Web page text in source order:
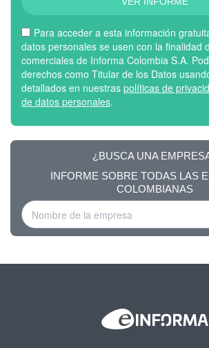
Para acceder a esta información
datos personales se usen con la finalidad
comerciales de Informa Colombia S.A.
derechos como Titular de los Datos
detallados en nuestras políticas de
de datos personales.
¿BUSCA UNA
INFORME SOBRE TODAS LAS
COLOMBIANAS